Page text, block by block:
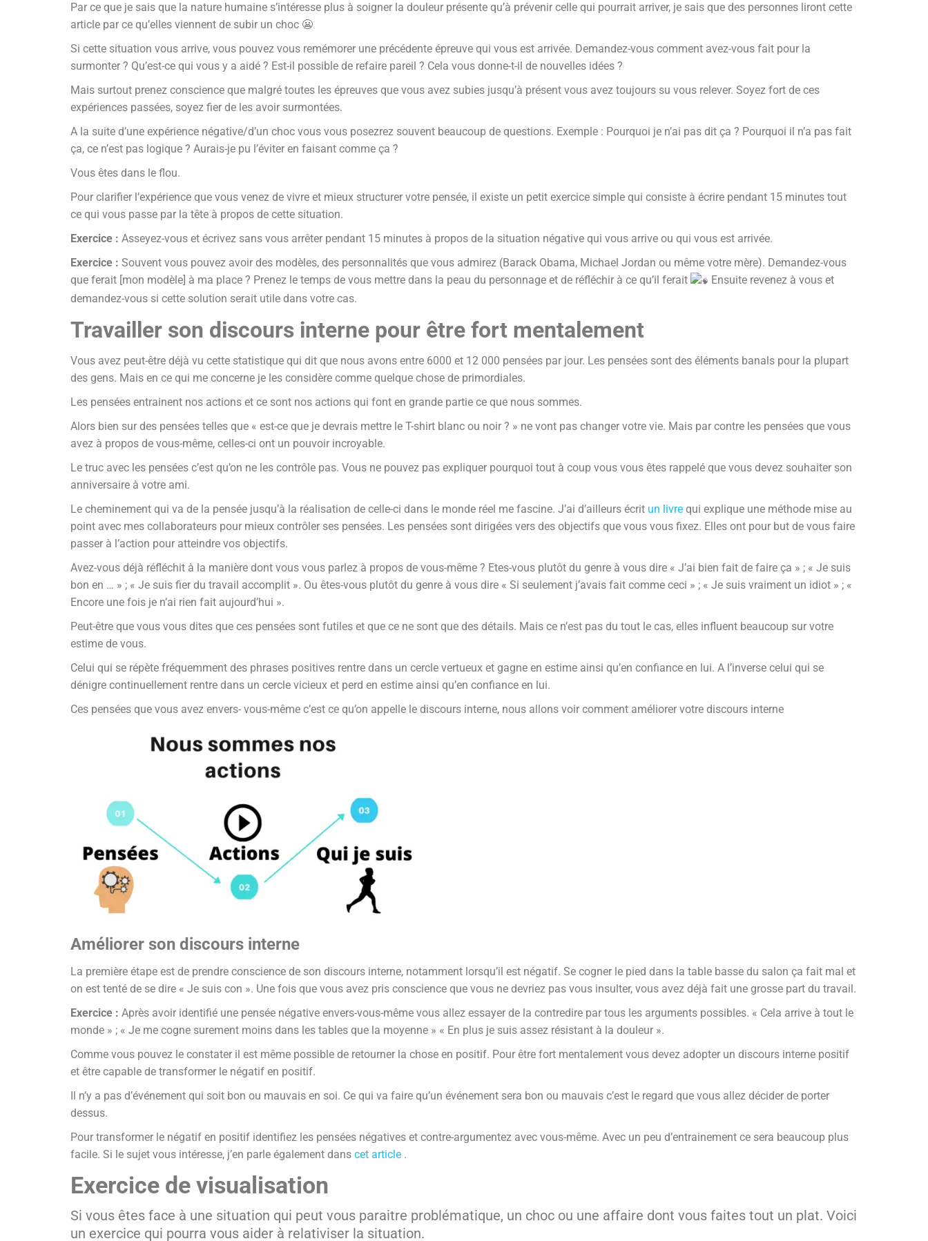
Par ce que je sais que la nature humaine s’intéresse plus à soigner la douleur présente qu’à prévenir celle qui pourrait arriver, je sais que des personnes liront cette
article par ce qu’elles viennent de subir un choc 😬
Si cette situation vous arrive, vous pouvez vous remémorer une précédente épreuve qui vous est arrivée. Demandez-vous comment avez-vous fait pour la
surmonter ? Qu’est-ce qui vous y a aidé ? Est-il possible de refaire pareil ? Cela vous donne-t-il de nouvelles idées ?
Mais surtout prenez conscience que malgré toutes les épreuves que vous avez subies jusqu’à présent vous avez toujours su vous relever. Soyez fort de ces
expériences passées, soyez fier de les avoir surmontées.
A la suite d’une expérience négative/d’un choc vous vous posezrez souvent beaucoup de questions. Exemple : Pourquoi je n’ai pas dit ça ? Pourquoi il n’a pas fait
ça, ce n’est pas logique ? Aurais-je pu l’éviter en faisant comme ça ?
Vous êtes dans le flou.
Pour clarifier l’expérience que vous venez de vivre et mieux structurer votre pensée, il existe un petit exercice simple qui consiste à écrire pendant 15 minutes tout
ce qui vous passe par la tête à propos de cette situation.
Exercice : Asseyez-vous et écrivez sans vous arrêter pendant 15 minutes à propos de la situation négative qui vous arrive ou qui vous est arrivée.
Exercice : Souvent vous pouvez avoir des modèles, des personnalités que vous admirez (Barack Obama, Michael Jordan ou même votre mère). Demandez-vous
que ferait [mon modèle] à ma place ? Prenez le temps de vous mettre dans la peau du personnage et de réfléchir à ce qu’il ferait
Ensuite revenez à vous et
demandez-vous si cette solution serait utile dans votre cas.
Travailler son discours interne pour être fort mentalement
Vous avez peut-être déjà vu cette statistique qui dit que nous avons entre 6000 et 12 000 pensées par jour. Les pensées sont des éléments banals pour la plupart
des gens. Mais en ce qui me concerne je les considère comme quelque chose de primordiales.
Les pensées entrainent nos actions et ce sont nos actions qui font en grande partie ce que nous sommes.
Alors bien sur des pensées telles que « est-ce que je devrais mettre le T-shirt blanc ou noir ? » ne vont pas changer votre vie. Mais par contre les pensées que vous
avez à propos de vous-même, celles-ci ont un pouvoir incroyable.
Le truc avec les pensées c’est qu’on ne les contrôle pas. Vous ne pouvez pas expliquer pourquoi tout à coup vous vous êtes rappelé que vous devez souhaiter son
anniversaire à votre ami.
Le cheminement qui va de la pensée jusqu’à la réalisation de celle-ci dans le monde réel me fascine. J’ai d’ailleurs écrit un livre qui explique une méthode mise au
point avec mes collaborateurs pour mieux contrôler ses pensées. Les pensées sont dirigées vers des objectifs que vous vous fixez. Elles ont pour but de vous faire
passer à l’action pour atteindre vos objectifs.
Avez-vous déjà réfléchit à la manière dont vous vous parlez à propos de vous-même ? Etes-vous plutôt du genre à vous dire « J’ai bien fait de faire ça » ; « Je suis
bon en … » ; « Je suis fier du travail accomplit ». Ou êtes-vous plutôt du genre à vous dire « Si seulement j’avais fait comme ceci » ; « Je suis vraiment un idiot » ; «
Encore une fois je n’ai rien fait aujourd’hui ».
Peut-être que vous vous dites que ces pensées sont futiles et que ce ne sont que des détails. Mais ce n’est pas du tout le cas, elles influent beaucoup sur votre
estime de vous.
Celui qui se répète fréquemment des phrases positives rentre dans un cercle vertueux et gagne en estime ainsi qu’en confiance en lui. A l’inverse celui qui se
dénigre continuellement rentre dans un cercle vicieux et perd en estime ainsi qu’en confiance en lui.
Ces pensées que vous avez envers- vous-même c’est ce qu’on appelle le discours interne, nous allons voir comment améliorer votre discours interne
Améliorer son discours interne
La première étape est de prendre conscience de son discours interne, notamment lorsqu’il est négatif. Se cogner le pied dans la table basse du salon ça fait mal et
on est tenté de se dire « Je suis con ». Une fois que vous avez pris conscience que vous ne devriez pas vous insulter, vous avez déjà fait une grosse part du travail.
Exercice : Après avoir identifié une pensée négative envers-vous-même vous allez essayer de la contredire par tous les arguments possibles. « Cela arrive à tout le
monde » ; « Je me cogne surement moins dans les tables que la moyenne » « En plus je suis assez résistant à la douleur ».
Comme vous pouvez le constater il est même possible de retourner la chose en positif. Pour être fort mentalement vous devez adopter un discours interne positif
et être capable de transformer le négatif en positif.
Il n’y a pas d’événement qui soit bon ou mauvais en soi. Ce qui va faire qu’un événement sera bon ou mauvais c’est le regard que vous allez décider de porter
dessus.
Pour transformer le négatif en positif identifiez les pensées négatives et contre-argumentez avec vous-même. Avec un peu d’entrainement ce sera beaucoup plus
facile. Si le sujet vous intéresse, j’en parle également dans cet article .
Exercice de visualisation
Si vous êtes face à une situation qui peut vous paraitre problématique, un choc ou une affaire dont vous faites tout un plat. Voici
un exercice qui pourra vous aider à relativiser la situation.